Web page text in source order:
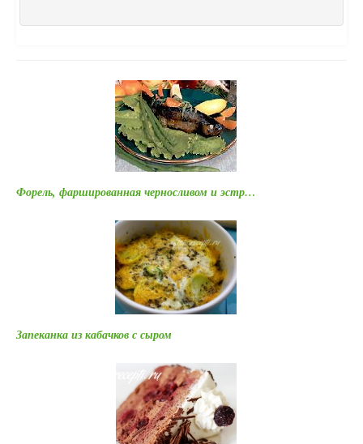
Форель, фаршированная черносливом и эстр…
Запеканка из кабачков с сыром